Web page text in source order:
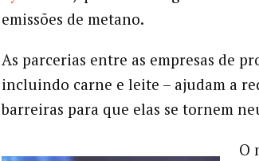
emissões de metano.
As parcerias entre as empresas de
incluindo carne e leite – ajudam a
barreiras para que elas se tornem
O